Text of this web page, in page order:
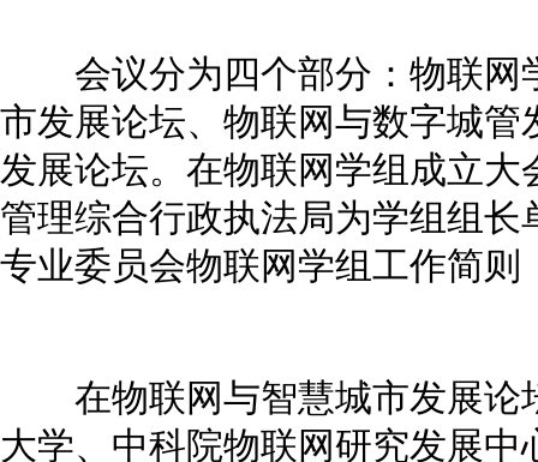
会议分为四个部分：物联网
市发展论坛、物联网与数字城
发展论坛。在物联网学组成立
管理综合行政执法局为学组组
专业委员会物联网学组工作简则
在物联网与智慧城市发展论
大学、中科院物联网研究发展